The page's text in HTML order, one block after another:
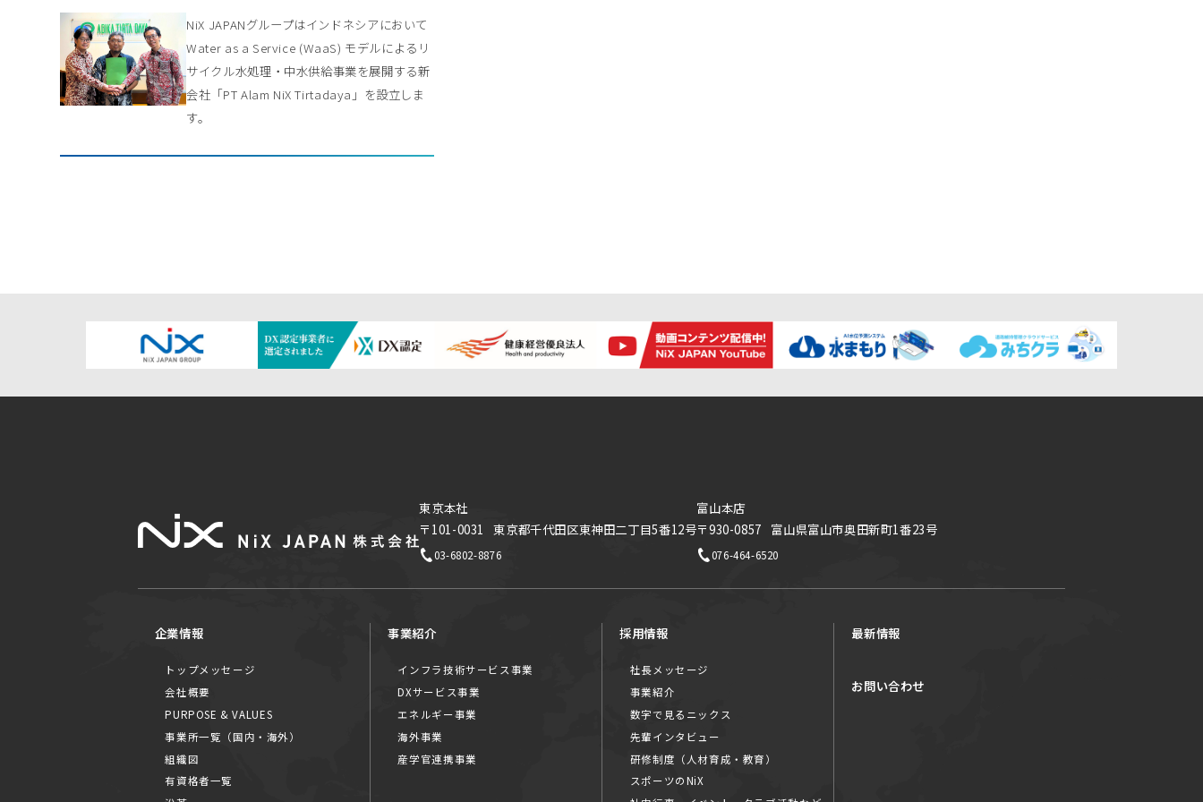
NiX JAPANグループはインドネシアにおいて
Water as a Service (WaaS) モデルによるリ
サイクル水処理・中水供給事業を展開する新
会社「PT Alam NiX Tirtadaya」を設立しま
す。
東京本社
〒101-0031
東京都千代田区東神田二丁目5番12号
03-6802-8876
富山本店
〒930-0857 富山県富山市奥田新町1番23号
076-464-6520
企業情報
トップメッセージ
会社概要
PURPOSE & VALUES
事業所一覧（国内・海外）
組織図
有資格者一覧
事業紹介
インフラ技術サービス事業
DXサービス事業
エネルギー事業
海外事業
産学官連携事業
採用情報
社長メッセージ
事業紹介
数字で見るニックス
先輩インタビュー
研修制度（人材育成・教育）
スポーツのNiX
最新情報
お問い合わせ